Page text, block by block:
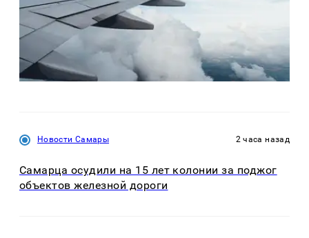
Новости Самары 2 часа назад
Самарца осудили на 15 лет колонии за поджог
объектов железной дороги